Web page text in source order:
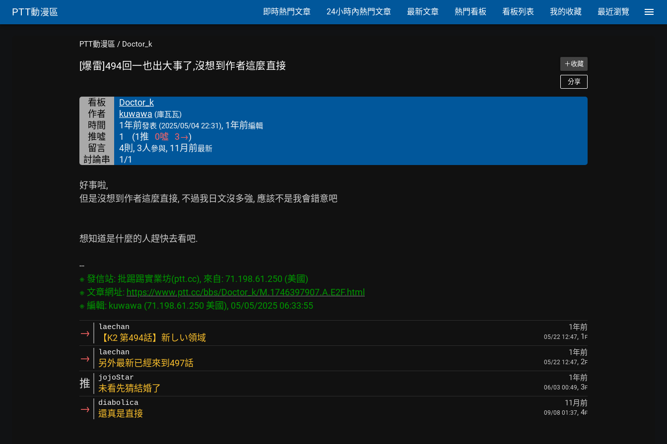
PTT動漫區 即時熱門文章 24小時內熱門文章 最新文章 熱門看板 看板列表 我的收藏 最近瀏覽
PTT動漫區 / Doctor_k
[爆雷]494回一也出大事了,沒想到作者這麼直接 ＋收藏
分享
看板
Doctor_k
作者
kuwawa (庫瓦瓦)
時間 1年前發表 (2025/05/04 22:31), 1年前編輯
推噓 1 (1推 0噓 3→)
留言
4則, 3人參與, 11月前最新
討論串 1/1
好事啦,
但是沒想到作者這麼直接, 不過我日文沒多強, 應該不是我會錯意吧
想知道是什麼的人趕快去看吧.
※ 發信站: 批踢踢實業坊(ptt.cc), 來自: 71.198.61.250 (美國)
※ 文章網址: https://www.ptt.cc/bbs/Doctor_k/M.1746397907.A.E2F.html
→ laechan 1年前
【K2 第494話】新しい領域 05/22 12:47, 1 F
→ laechan 1年前
另外最新已經來到497話 05/22 12:47, 2F
推 jojoStar 1年前
未看先猜結婚了 06/03 00:49, 3F
→ diabolica 11月前
還真是直接 09/08 01:37, 4F